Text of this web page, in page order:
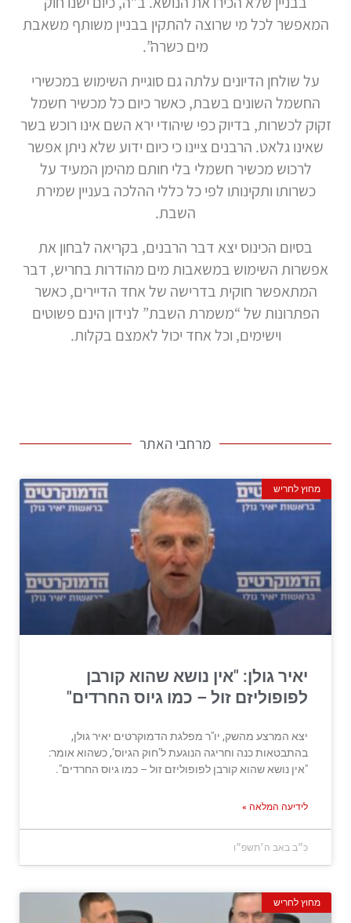
המאפשר לכל מי שרוצה להתקין בבניין משותף משאבת
מים כשרה”.
על שולחן הדיונים עלתה גם סוגיית השימוש במכשירי
החשמל השונים בשבת, כאשר כיום כל מכשיר חשמל
זקוק לכשרות, בדיוק כפי שיהודי ירא השם אינו רוכש בשר
שאינו גלאט. הרבנים ציינו כי כיום ידוע שלא ניתן אפשר
לרכוש מכשיר חשמלי בלי חותם מהימן המעיד על
כשרותו ותקינותו לפי כל כללי ההלכה בעניין שמירת
השבת.
בסיום הכינוס יצא דבר הרבנים, בקריאה לבחון את
אפשרות השימוש במשאבות מים מהודרות בחריש, דבר
המתאפשר חוקית בדרישה של אחד הדיירים, כאשר
הפתרונות של “משמרת השבת” לנידון הינם פשוטים
וישימים, וכל אחד יכול לאמצם בקלות.
מרחבי האתר
מחוץ לחריש
יאיר גולן: "אין נושא שהוא קורבן
לפופוליזם זול – כמו גיוס החרדים"
יצא המרצע מהשק, יו"ר מפלגת הדמוקרטים יאיר גולן,
בהתבטאות כנה וחריגה הנוגעת ל’חוק הגיוס’, כשהוא אומר:
"אין נושא שהוא קורבן לפופוליזם זול – כמו גיוס החרדים".
לידיעה המלאה »
כ״ב באב ה׳תשפ״ו
מחוץ לחריש